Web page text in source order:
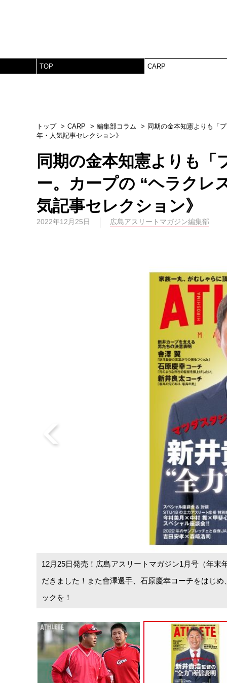
TOP CARP
トップ CARP 編集部コラム
同期の金本知憲よりも「
年・人気記事セレクション》
同期の金本知憲よりも
ー。カープの “ヘラクレ
気記事セレクション》
2022年12月25日 広島アスリートマガジン編集部
12月25日発売！広島アスリートマガジン1月号（年末
だきました！また會澤選手、石原慶幸コーチをはじ
ックを！